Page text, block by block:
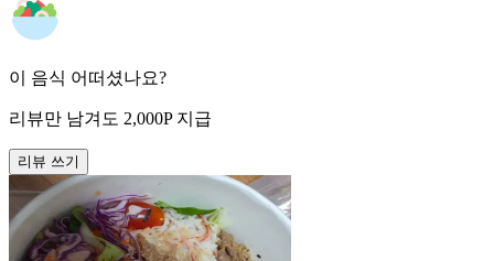
이 음식 어떠셨나요?
리뷰만 남겨도 2,000P 지급
리뷰 쓰기